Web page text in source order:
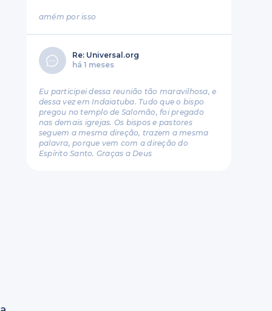
amém por isso
Re: Universal.org
há 1 meses
Eu participei dessa reunião tão maravilhosa, e
dessa vez em Indaiatuba. Tudo que o bispo
pregou no templo de Salomão, foi pregado
nas demais igrejas. Os bispos e pastores
seguem a mesma direção, trazem a mesma
palavra, porque vem com a direção do
Espírito Santo. Graças a Deus